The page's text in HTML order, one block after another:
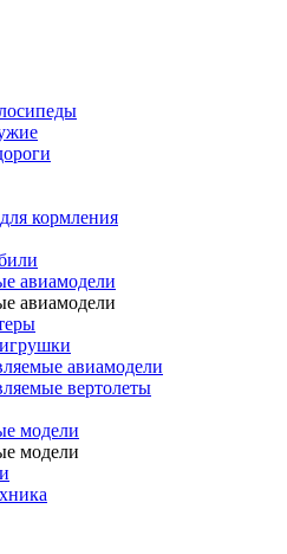
кормления
авиамодели
авиамодели
авиамодели
вертолеты
модели
модели